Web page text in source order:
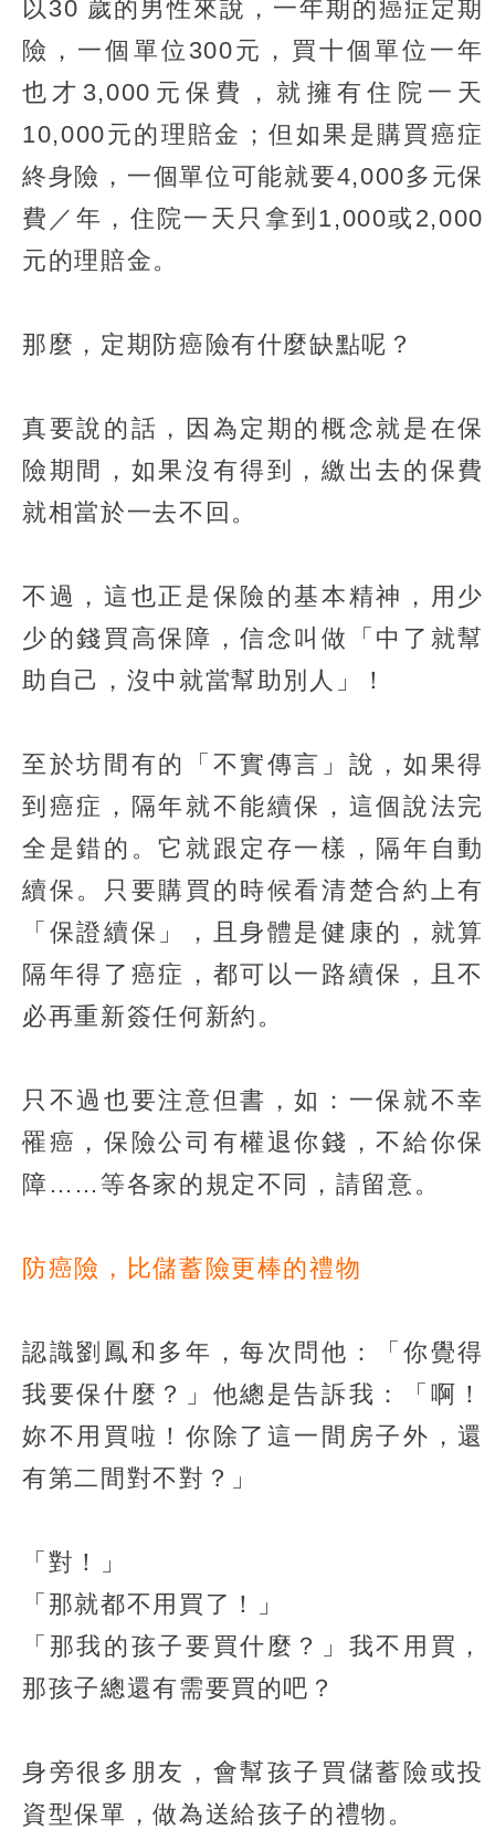
以30 歲的男性來說，一年期的癌症定期
險，一個單位300元，買十個單位一年
也才3,000元保費，就擁有住院一天
10,000元的理賠金；但如果是購買癌症
終身險，一個單位可能就要4,000多元保
費／年，住院一天只拿到1,000或2,000
元的理賠金。
那麼，定期防癌險有什麼缺點呢？
真要說的話，因為定期的概念就是在保
險期間，如果沒有得到，繳出去的保費
就相當於一去不回。
不過，這也正是保險的基本精神，用少
少的錢買高保障，信念叫做「中了就幫
助自己，沒中就當幫助別人」！
至於坊間有的「不實傳言」說，如果得
到癌症，隔年就不能續保，這個說法完
全是錯的。它就跟定存一樣，隔年自動
續保。只要購買的時候看清楚合約上有
「保證續保」，且身體是健康的，就算
隔年得了癌症，都可以一路續保，且不
必再重新簽任何新約。
只不過也要注意但書，如：一保就不幸
罹癌，保險公司有權退你錢，不給你保
障……等各家的規定不同，請留意。
防癌險，比儲蓄險更棒的禮物
認識劉鳳和多年，每次問他：「你覺得
我要保什麼？」他總是告訴我：「啊！
妳不用買啦！你除了這一間房子外，還
有第二間對不對？」
「對！」
「那就都不用買了！」
「那我的孩子要買什麼？」我不用買，
那孩子總還有需要買的吧？
身旁很多朋友，會幫孩子買儲蓄險或投
資型保單，做為送給孩子的禮物。